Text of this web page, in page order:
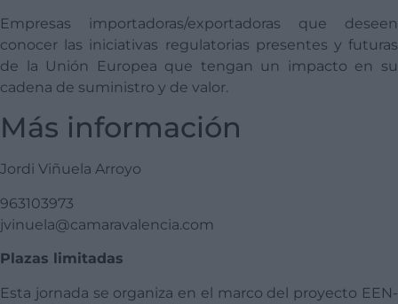
Empresas importadoras/exportadoras que deseen
conocer las iniciativas regulatorias presentes y futuras
de la Unión Europea que tengan un impacto en su
cadena de suministro y de valor.
Más información
Jordi Viñuela Arroyo
963103973
jvinuela@camaravalencia.com
Plazas limitadas
Esta jornada se organiza en el marco del proyecto EEN-